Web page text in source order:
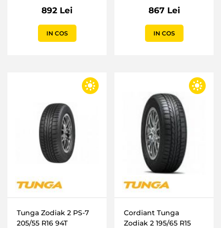
892 Lei
IN COS
867 Lei
IN COS
Tunga Zodiak 2 PS-7
205/55 R16 94T
Cordiant Tunga
Zodiak 2 195/65 R15